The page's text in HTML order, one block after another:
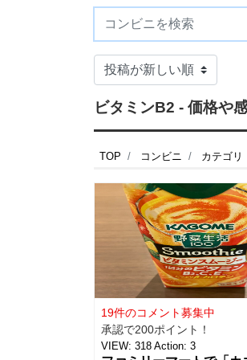
ビタミンB2 - 価格や
TOP コンビニ カテゴリ
19件のコメント募集中
承認で200ポイント！
VIEW: 318 Action: 3